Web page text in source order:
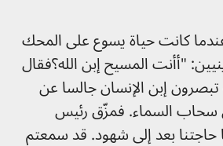
كانت حياة يسوع على المحك
"أأنت المسيح إبن الله؟فقال
إبن الإنسان جالسا عن
سحاب السماء. فمزّق رئيس
حاجتنا بعد إلى شهود. قد سمعتم